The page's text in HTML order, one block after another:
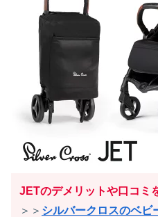
JETのデメリットや口コミ
＞＞ シルバークロスのベビ